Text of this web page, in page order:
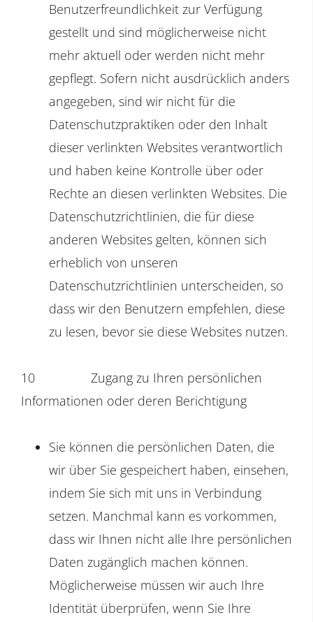
Benutzerfreundlichkeit zur Verfügung
gestellt und sind möglicherweise nicht
mehr aktuell oder werden nicht mehr
gepflegt. Sofern nicht ausdrücklich anders
angegeben, sind wir nicht für die
Datenschutzpraktiken oder den Inhalt
dieser verlinkten Websites verantwortlich
und haben keine Kontrolle über oder
Rechte an diesen verlinkten Websites. Die
Datenschutzrichtlinien, die für diese
anderen Websites gelten, können sich
erheblich von unseren
Datenschutzrichtlinien unterscheiden, so
dass wir den Benutzern empfehlen, diese
zu lesen, bevor sie diese Websites nutzen.
10 Zugang zu Ihren persönlichen
Informationen oder deren Berichtigung
Sie können die persönlichen Daten, die
wir über Sie gespeichert haben, einsehen,
indem Sie sich mit uns in Verbindung
setzen. Manchmal kann es vorkommen,
dass wir Ihnen nicht alle Ihre persönlichen
Daten zugänglich machen können.
Möglicherweise müssen wir auch Ihre
Identität überprüfen, wenn Sie Ihre